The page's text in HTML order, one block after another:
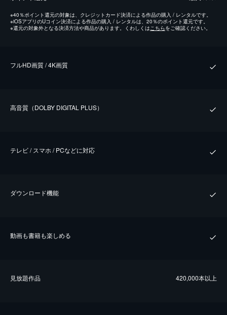
※40％ポイント還元の対象は、クレジットカード決済による作品の購入 / レンタルです。
※iOSアプリのUコイン決済による作品の購入 / レンタルは、20％のポイント還元です。
※還元の対象外となる決済方法や商品があります。くわしくはこちらをご確認ください。
フルHD画質 / 4K画質
⾼⾳質（DOLBY DIGITAL PLUS）
テレビ / スマホ / PCなどに対応
ダウンロード機能
動画も書籍も楽しめる
⾒放題作品 420,000本以上